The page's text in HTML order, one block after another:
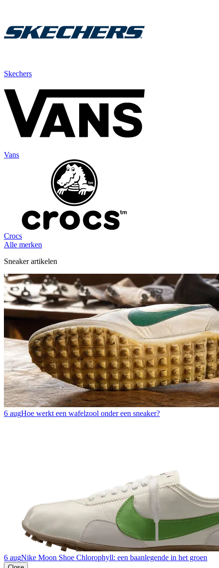
Skechers
Vans
Crocs
Alle merken
Sneaker artikelen
6 augHoe werkt een wafelzool onder een sneaker?
6 augNike Moon Shoe Chlorophyll: een baanlegende in het groen